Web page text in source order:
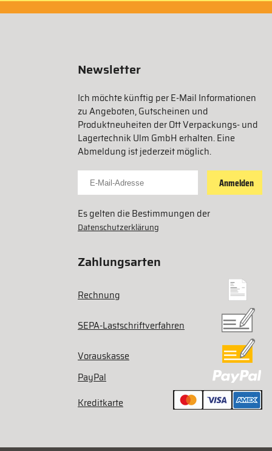
Newsletter
Ich möchte künftig per E-Mail Informationen
zu Angeboten, Gutscheinen und
Produktneuheiten der Ott Verpackungs- und
Lagertechnik Ulm GmbH erhalten. Eine
Abmeldung ist jederzeit möglich.
Für Newsletter anmelden
Anmelden
Es gelten die Bestimmungen der
Datenschutzerklärung
Zahlungsarten
Rechnung
SEPA-Lastschriftverfahren
Vorauskasse
PayPal
Kreditkarte